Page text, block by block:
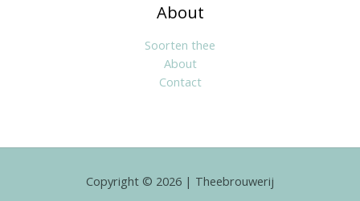
About
Soorten thee
About
Contact
Copyright © 2026 | Theebrouwerij